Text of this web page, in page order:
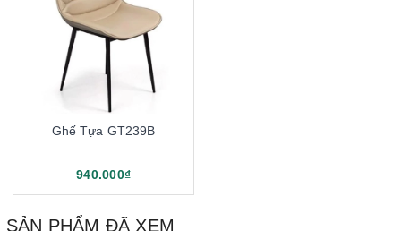
Ghế Tựa GT239B
940.000₫
SẢN PHẨM ĐÃ XEM